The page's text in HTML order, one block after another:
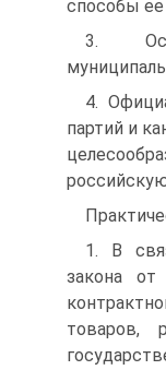
способы ее
3.
4.
партий и
1. В
закона
товаров,